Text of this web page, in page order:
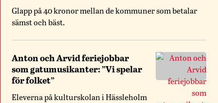
Glapp på 40 kronor mellan de kommuner som betalar
sämst och bäst.
Anton och Arvid feriejobbar
som gatumusikanter: ”Vi spelar
för folket”
Eleverna på kulturskolan i Hässleholm